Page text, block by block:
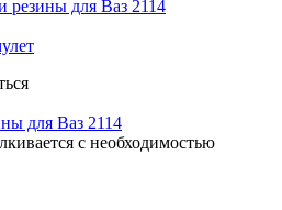
резины для Ваз 2114
для Ваз 2114
с необходимостью